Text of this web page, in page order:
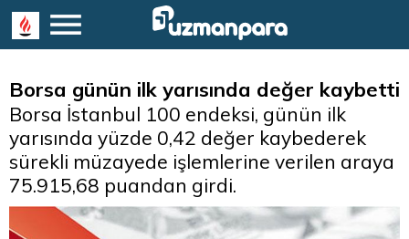
Borsa günün ilk yarısında değer kaybetti
Borsa İstanbul 100 endeksi, günün ilk
yarısında yüzde 0,42 değer kaybederek
sürekli müzayede işlemlerine verilen araya
75.915,68 puandan girdi.